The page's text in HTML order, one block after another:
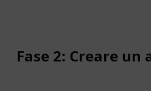
Fase 2: Creare un